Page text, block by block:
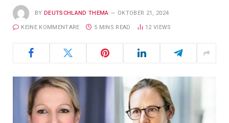
BY DEUTSCHLAND THEMA OKTOBER 21, 2024
KEINE KOMMENTARE 5 MINS READ 12 VIEWS